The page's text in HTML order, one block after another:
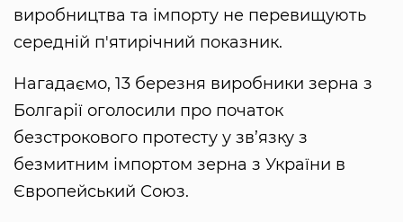
виробництва та імпорту не перевищують
середній п'ятирічний показник.
Нагадаємо, 13 березня виробники зерна з
Болгарії оголосили про початок
безстрокового протесту у зв’язку з
безмитним імпортом зерна з України в
Європейський Союз.